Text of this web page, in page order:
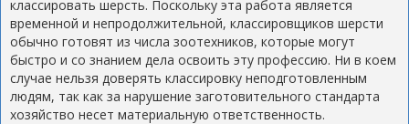
классировать шерсть. Поскольку эта работа является
временной и непродолжительной, классировщиков шерсти
обычно готовят из числа зоотехников, которые могут
быстро и со знанием дела освоить эту профессию. Ни в коем
случае нельзя доверять классировку неподготовленным
людям, так как за нарушение заготовительного стандарта
хозяйство несет материальную ответственность.